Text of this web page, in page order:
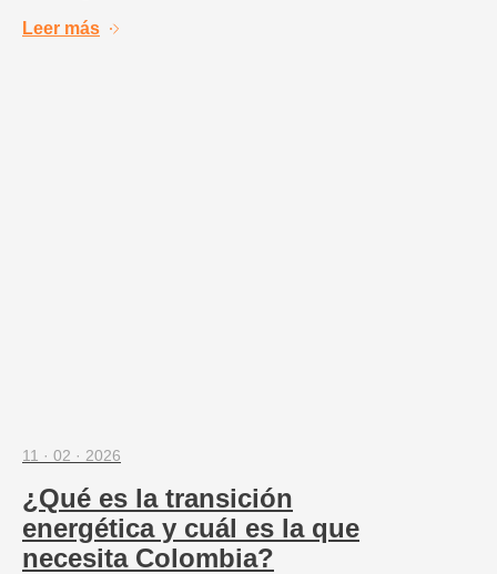
Leer más
11 · 02 · 2026
¿Qué es la transición
energética y cuál es la que
necesita Colombia?